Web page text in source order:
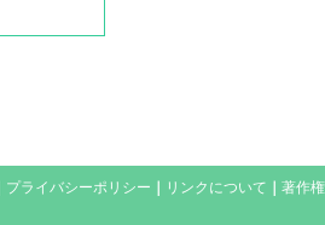
プライバシーポリシー リンクについて 著作